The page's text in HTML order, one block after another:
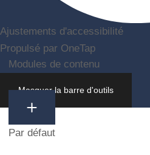
Ajustements d'accessibilité
Propulsé par OneTap
Masquer la barre d'outils
Modules de contenu
Par défaut